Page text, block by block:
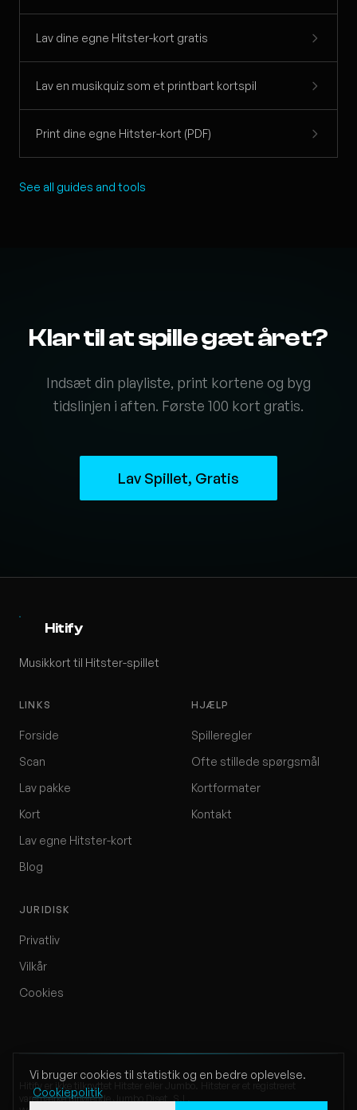
Lav dine egne Hitster-kort gratis
Lav en musikquiz som et printbart kortspil
Print dine egne Hitster-kort (PDF)
See all guides and tools
Klar til at spille gæt året?
Indsæt din playliste, print kortene og byg
tidslinjen i aften. Første 100 kort gratis.
Lav Spillet, Gratis
Hitify
Musikkort til Hitster-spillet
LINKS
Forside
Scan
Lav pakke
Kort
Lav egne Hitster-kort
Blog
HJÆLP
Spilleregler
Ofte stillede spørgsmål
Kortformater
Kontakt
JURIDISK
Privatliv
Vilkår
Cookies
Hitify er ikke tilknyttet Hitster eller Jumbo. Hitster er et registreret
varemærke tilhørende Jumbo Diset, S.L.
Vi bruger cookies til statistik og en bedre oplevelse.
Cookiepolitik